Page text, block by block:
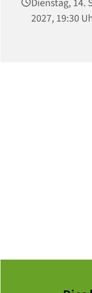
2027, 19:30